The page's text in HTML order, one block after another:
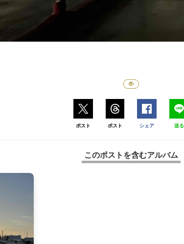
ポスト ポスト シェア 送る
このポストを含むアルバム